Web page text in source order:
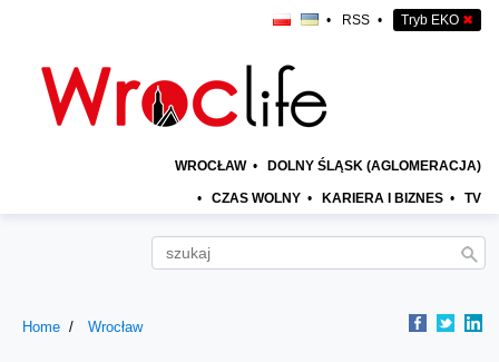
• RSS • Tryb EKO ✖
WROCŁAW • DOLNY ŚLĄSK (AGLOMERACJA)
• CZAS WOLNY • KARIERA I BIZNES • TV
Home Wrocław